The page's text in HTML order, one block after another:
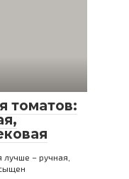
томатов:
– ручная,